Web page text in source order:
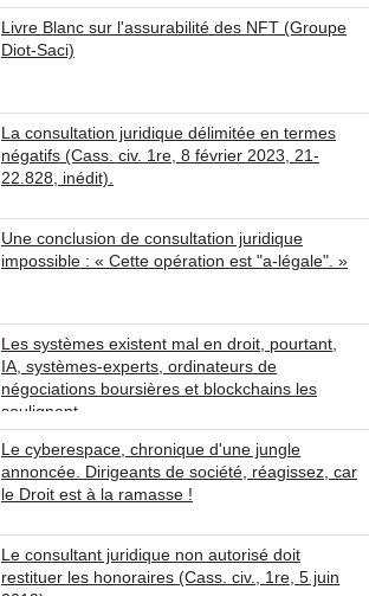
Livre Blanc sur l'assurabilité des NFT (Groupe
Diot-Saci)
La consultation juridique délimitée en termes
négatifs (Cass. civ. 1re, 8 février 2023, 21-
22.828, inédit).
Une conclusion de consultation juridique
impossible : « Cette opération est "a-légale". »
Les systèmes existent mal en droit, pourtant,
IA, systèmes-experts, ordinateurs de
négociations boursières et blockchains les
soulignent
Le cyberespace, chronique d'une jungle
annoncée. Dirigeants de société, réagissez, car
le Droit est à la ramasse !
Le consultant juridique non autorisé doit
restituer les honoraires (Cass. civ., 1re, 5 juin